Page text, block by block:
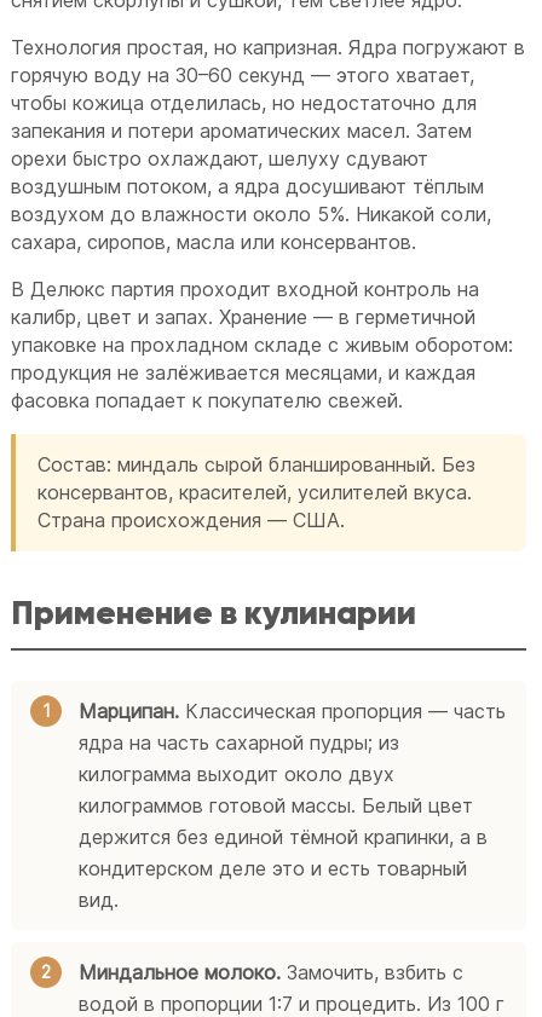
Технология простая, но капризная. Ядра погружают в
горячую воду на 30–60 секунд — этого хватает,
чтобы кожица отделилась, но недостаточно для
запекания и потери ароматических масел. Затем
орехи быстро охлаждают, шелуху сдувают
воздушным потоком, а ядра досушивают тёплым
воздухом до влажности около 5%. Никакой соли,
сахара, сиропов, масла или консервантов.
В Делюкс партия проходит входной контроль на
калибр, цвет и запах. Хранение — в герметичной
упаковке на прохладном складе с живым оборотом:
продукция не залёживается месяцами, и каждая
фасовка попадает к покупателю свежей.
Состав: миндаль сырой бланшированный. Без
консервантов, красителей, усилителей вкуса.
Страна происхождения — США.
Применение в кулинарии
Марципан. Классическая пропорция — часть
ядра на часть сахарной пудры; из
килограмма выходит около двух
килограммов готовой массы. Белый цвет
держится без единой тёмной крапинки, а в
кондитерском деле это и есть товарный
вид.
Миндальное молоко. Замочить, взбить с
водой в пропорции 1:7 и процедить. Из 100 г